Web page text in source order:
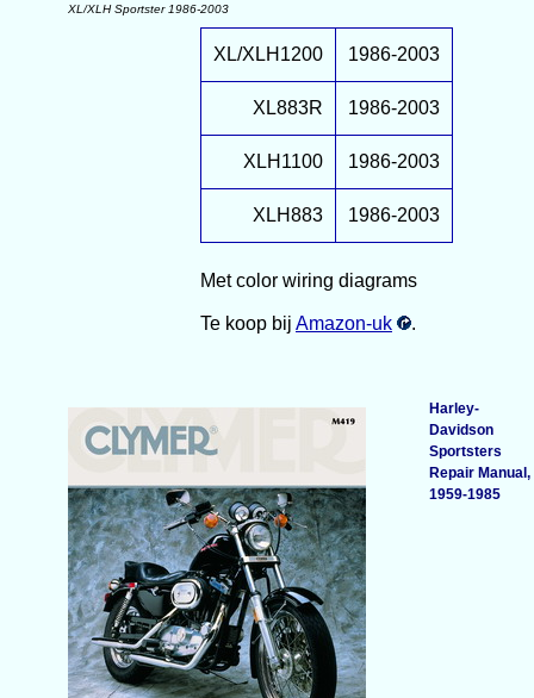
XL/XLH Sportster 1986-2003
XL/XLH1200 1986-2003
XL883R 1986-2003
XLH1100 1986-2003
XLH883 1986-2003
Met color wiring diagrams
Te koop bij Amazon-uk .
Harley-
Davidson
Sportsters
Repair Manual,
1959-1985